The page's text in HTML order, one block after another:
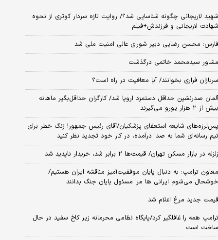
شهید لاریجانی چگونه شناسایی شد؟/ روایت تازه سردار کوثری از نحوه
شهادت لاریجانی و فرزندش+فیلم
فارس: محسن رضایی دبیر شورای عالی امنیت ملی شد
مشاور سیدمحمد خاتمی درگذشت
سربازان فراری بخوانند/ آیا معافیت در راه است؟
آلمان صدرنشین حداقل دستمزد اروپا شد/ کارگران حداقل‌بگیر ماهانه
بیش از ۲ هزار یورو می‌گیرند
پس‌لرزه‌های شایعه استعفای پزشکیان/آقای رئیس جمهور! زنگ خطر برای
تیم رسانه‌ای شما به صدا درآمده، در کار خود تجدید نظر کنید
زلزله در بازار مسکن تهران/ قیمت‌ها ۲ برابر شد، خریدار ناپدید شد
معاون ترامپ: به دنبال پایان موفقیت‌آمیز مناقشه ایران هستیم/
خوشحال می‌شوم ایرانی ها مرا مسئول پایان جنگ بدانند
قیمت جدید مرغ اعلام شد
ترامپ همه را غافلگیر کرد/پایگاه نظامی محرمانه زیر کاخ سفید در حال
ساخت است